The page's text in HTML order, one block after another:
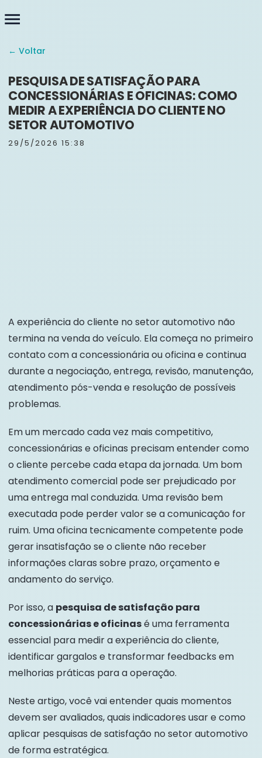
menu
← Voltar
PESQUISA DE SATISFAÇÃO PARA
CONCESSIONÁRIAS E OFICINAS: COMO
MEDIR A EXPERIÊNCIA DO CLIENTE NO
SETOR AUTOMOTIVO
29/5/2026 15:38
A experiência do cliente no setor automotivo não
termina na venda do veículo. Ela começa no primeiro
contato com a concessionária ou oficina e continua
durante a negociação, entrega, revisão, manutenção,
atendimento pós-venda e resolução de possíveis
problemas.
Em um mercado cada vez mais competitivo,
concessionárias e oficinas precisam entender como
o cliente percebe cada etapa da jornada. Um bom
atendimento comercial pode ser prejudicado por
uma entrega mal conduzida. Uma revisão bem
executada pode perder valor se a comunicação for
ruim. Uma oficina tecnicamente competente pode
gerar insatisfação se o cliente não receber
informações claras sobre prazo, orçamento e
andamento do serviço.
Por isso, a pesquisa de satisfação para
concessionárias e oficinasé uma ferramenta
essencial para medir a experiência do cliente,
identificar gargalos e transformar feedbacks em
melhorias práticas para a operação.
Neste artigo, você vai entender quais momentos
devem ser avaliados, quais indicadores usar e como
aplicar pesquisas de satisfação no setor automotivo
de forma estratégica.